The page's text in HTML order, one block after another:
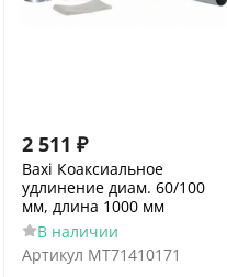
2 511 ₽
Baxi Коаксиальное
удлинение диам. 60/100
мм, длина 1000 мм
В наличии
Артикул MT71410171